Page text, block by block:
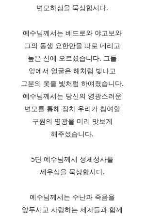
변모하심을 묵상합시다.
예수님께서는 베드로와 야고보와
그의 동생 요한만을 따로 데리고
높은 산에 오르셨습니다. 그들
앞에서 얼굴은 해처럼 빛나고
그분의 옷을 빛처럼 하얘졌습니다.
예수님께서는 당신의 영광스러운
변모를 통해 장차 우리가 참여할
구원의 영광을 미리 맛보게
해주셨습니다.
5단 예수님께서 성체성사를
세우심을 묵상합시다.
예수님께서는 수난과 죽음을
앞두시고 사랑하는 제자들과 함께